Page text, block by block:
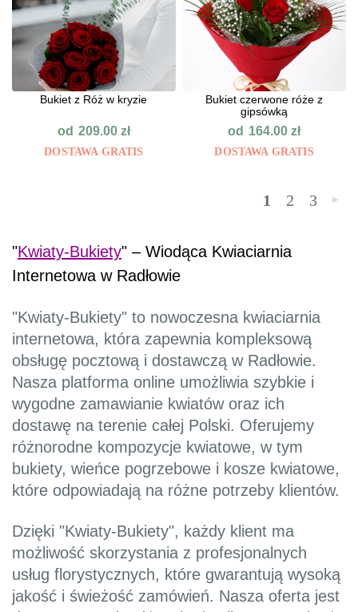
Bukiet z Róż w kryzie
od 209.00 zł
DOSTAWA GRATIS
Bukiet czerwone róże z
gipsówką
od 164.00zł
DOSTAWA GRATIS
1 2 3 »
"Kwiaty-Bukiety" – Wiodąca Kwiaciarnia
Internetowa w Radłowie
"Kwiaty-Bukiety" to nowoczesna kwiaciarnia
internetowa, która zapewnia kompleksową
obsługę pocztową i dostawczą w Radłowie.
Nasza platforma online umożliwia szybkie i
wygodne zamawianie kwiatów oraz ich
dostawę na terenie całej Polski. Oferujemy
różnorodne kompozycje kwiatowe, w tym
bukiety, wieńce pogrzebowe i kosze kwiatowe,
które odpowiadają na różne potrzeby klientów.
Dzięki "Kwiaty-Bukiety", każdy klient ma
możliwość skorzystania z profesjonalnych
usług florystycznych, które gwarantują wysoką
jakość i świeżość zamówień. Nasza oferta jest